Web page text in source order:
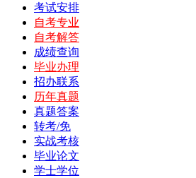
考试安排
自考专业
自考解答
成绩查询
毕业办理
招办联系
历年真题
真题答案
转考/免
实战考核
毕业论文
学士学位